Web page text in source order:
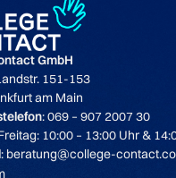
GmbH
151-153
am Main
: 069 – 907 2007 30
10:00 – 13:00 Uhr &
: beratung@college-